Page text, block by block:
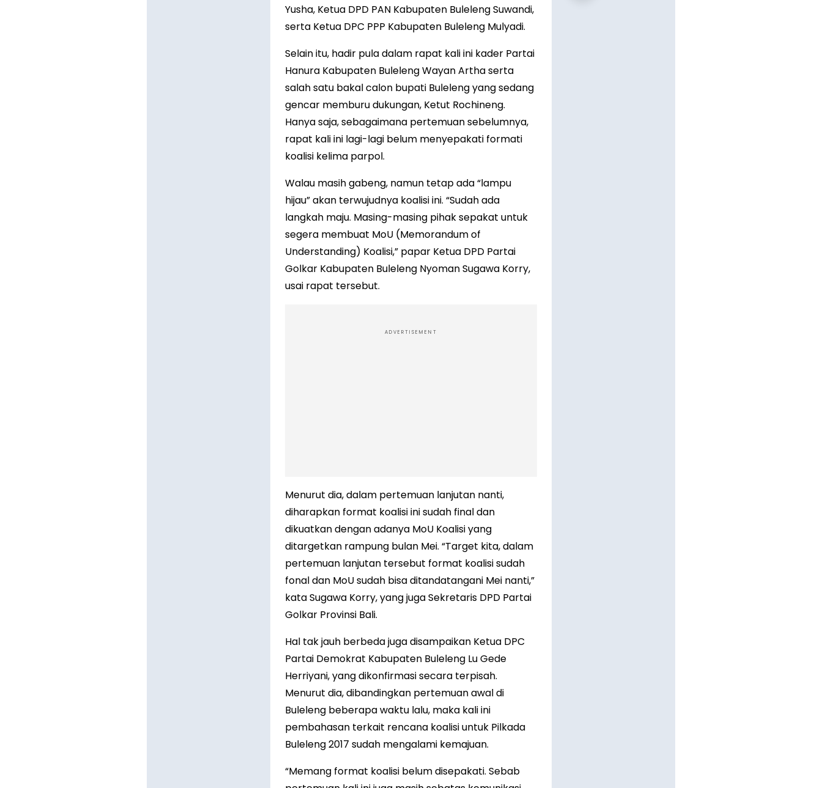
Yusha, Ketua DPD PAN Kabupaten Buleleng Suwandi,
serta Ketua DPC PPP Kabupaten Buleleng Mulyadi.
Selain itu, hadir pula dalam rapat kali ini kader Partai
Hanura Kabupaten Buleleng Wayan Artha serta
salah satu bakal calon bupati Buleleng yang sedang
gencar memburu dukungan, Ketut Rochineng.
Hanya saja, sebagaimana pertemuan sebelumnya,
rapat kali ini lagi-lagi belum menyepakati formati
koalisi kelima parpol.
Walau masih gabeng, namun tetap ada “lampu
hijau” akan terwujudnya koalisi ini. “Sudah ada
langkah maju. Masing-masing pihak sepakat untuk
segera membuat MoU (Memorandum of
Understanding) Koalisi,” papar Ketua DPD Partai
Golkar Kabupaten Buleleng Nyoman Sugawa Korry,
usai rapat tersebut.
ADVERTISEMENT
Menurut dia, dalam pertemuan lanjutan nanti,
diharapkan format koalisi ini sudah final dan
dikuatkan dengan adanya MoU Koalisi yang
ditargetkan rampung bulan Mei. “Target kita, dalam
pertemuan lanjutan tersebut format koalisi sudah
fonal dan MoU sudah bisa ditandatangani Mei nanti,”
kata Sugawa Korry, yang juga Sekretaris DPD Partai
Golkar Provinsi Bali.
Hal tak jauh berbeda juga disampaikan Ketua DPC
Partai Demokrat Kabupaten Buleleng Lu Gede
Herriyani, yang dikonfirmasi secara terpisah.
Menurut dia, dibandingkan pertemuan awal di
Buleleng beberapa waktu lalu, maka kali ini
pembahasan terkait rencana koalisi untuk Pilkada
Buleleng 2017 sudah mengalami kemajuan.
“Memang format koalisi belum disepakati. Sebab